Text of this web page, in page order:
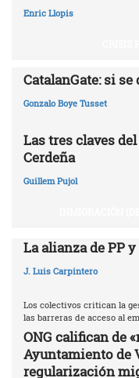
Enric Llopis
CatalanGate: si se
Gonzalo Boye Tusset
Las tres claves
Cerdeña
Guillem Pujol
La alianza de PP
J. Luis Carpintero
Los colectivos critican la
las barreras de acceso al
ONG califican de
Ayuntamiento de
regularización